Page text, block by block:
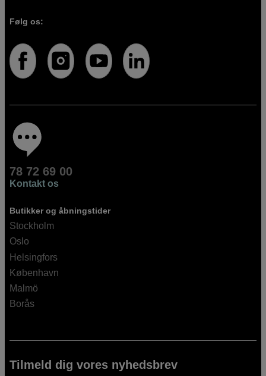
Følg os:
78 72 69 00
Kontakt os
Butikker og åbningstider
Stockholm
Oslo
Helsingfors
København
Malmö
Borås
Tilmeld dig vores nyhedsbrev